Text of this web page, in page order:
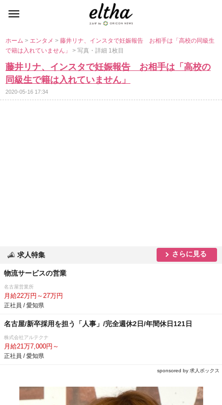
ホーム> エンタメ>藤井リナ、インスタで妊娠報告 お相手は「高校の同級生
で籍は入れていません」> 写真・詳細 1枚目
藤井リナ、インスタで妊娠報告 お相手は「高校の
同級生で籍は入れていません」
2020-05-16 17:34
求人特集 さらに見る
物流サービスの営業
名古屋営業所
月給22万円～27万円
正社員 / 愛知県
名古屋/新卒採用を担う「人事」/完全週休2日/年間休日121日
株式会社アルテクナ
月給21万7,000円～
正社員 / 愛知県
sponsored by 求人ボックス